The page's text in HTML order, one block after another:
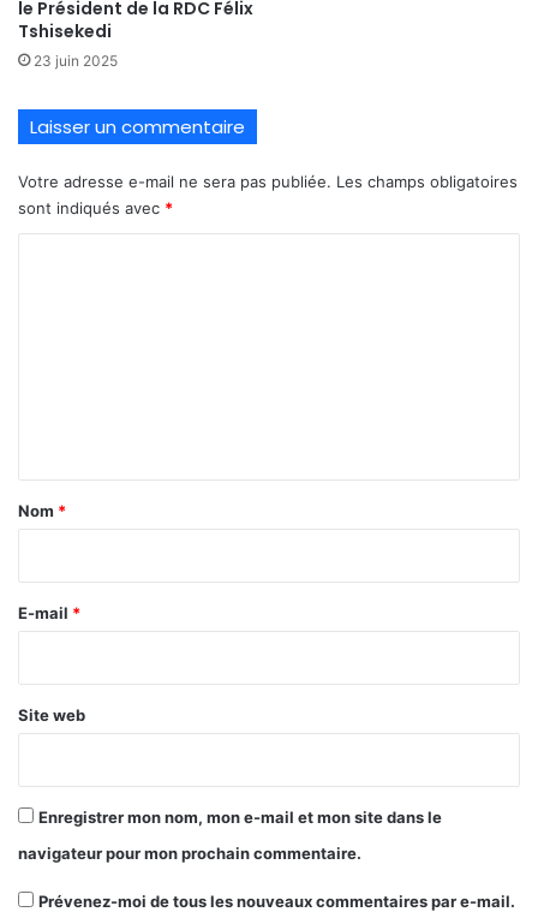
le Président de la RDC Félix
Tshisekedi
23 juin 2025
Laisser un commentaire
Votre adresse e-mail ne sera pas publiée. Les champs obligatoires
sont indiqués avec *
a
e
Nom *
E-mail *
Site web
Enregistrer mon nom, mon e-mail et mon site dans le
navigateur pour mon prochain commentaire.
Prévenez-moi de tous les nouveaux commentaires par e-mail.